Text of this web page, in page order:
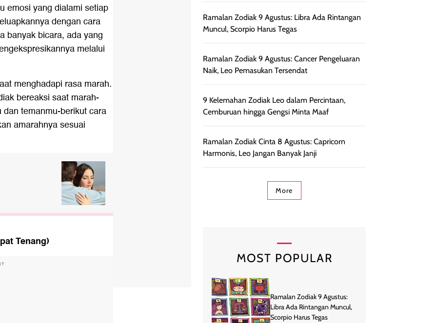
emosi yang dialami setiap
dengan cara
banyak bicara, ada yang
melalui
menghadapi rasa marah.
bereaksi saat marah-
temanmu-berikut cara
amarahnya sesuai
Tenang)
Ramalan Zodiak 9 Agustus: Libra Ada Rintangan
Muncul, Scorpio Harus Tegas
Ramalan Zodiak 9 Agustus: Cancer Pengeluaran
Naik, Leo Pemasukan Tersendat
9 Kelemahan Zodiak Leo dalam Percintaan,
Cemburuan hingga Gengsi Minta Maaf
Ramalan Zodiak Cinta 8 Agustus: Capricorn
Harmonis, Leo Jangan Banyak Janji
More
MOST POPULAR
Ramalan Zodiak 9 Agustus:
Libra Ada Rintangan Muncul,
Scorpio Harus Tegas